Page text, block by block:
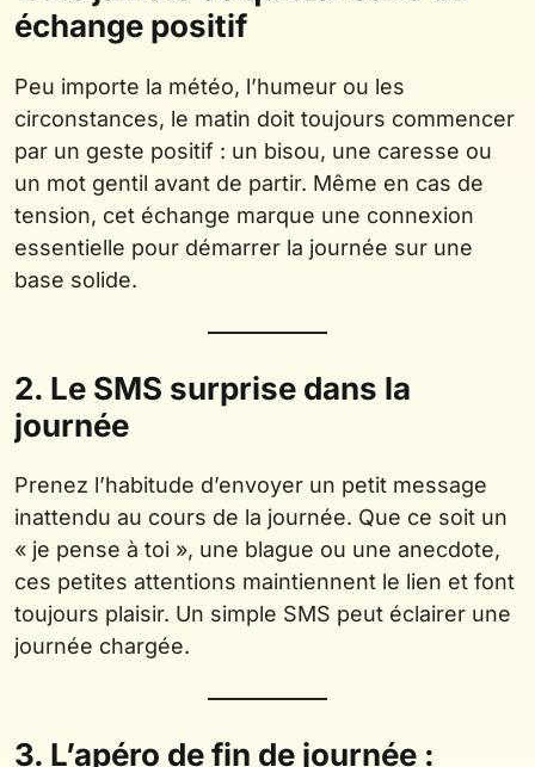
échange positif
Peu importe la météo, l’humeur ou les
circonstances, le matin doit toujours commencer
par un geste positif : un bisou, une caresse ou
un mot gentil avant de partir. Même en cas de
tension, cet échange marque une connexion
essentielle pour démarrer la journée sur une
base solide.
2. Le SMS surprise dans la
journée
Prenez l’habitude d’envoyer un petit message
inattendu au cours de la journée. Que ce soit un
« je pense à toi », une blague ou une anecdote,
ces petites attentions maintiennent le lien et font
toujours plaisir. Un simple SMS peut éclairer une
journée chargée.
3. L’apéro de fin de journée :